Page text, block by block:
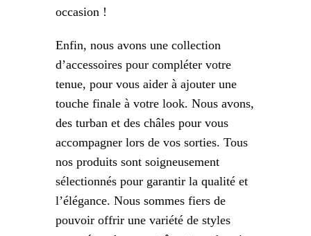
occasion !
Enfin, nous avons une collection
d’accessoires pour compléter votre
tenue, pour vous aider à ajouter une
touche finale à votre look. Nous avons,
des turban et des châles pour vous
accompagner lors de vos sorties. Tous
nos produits sont soigneusement
sélectionnés pour garantir la qualité et
l’élégance. Nous sommes fiers de
pouvoir offrir une variété de styles